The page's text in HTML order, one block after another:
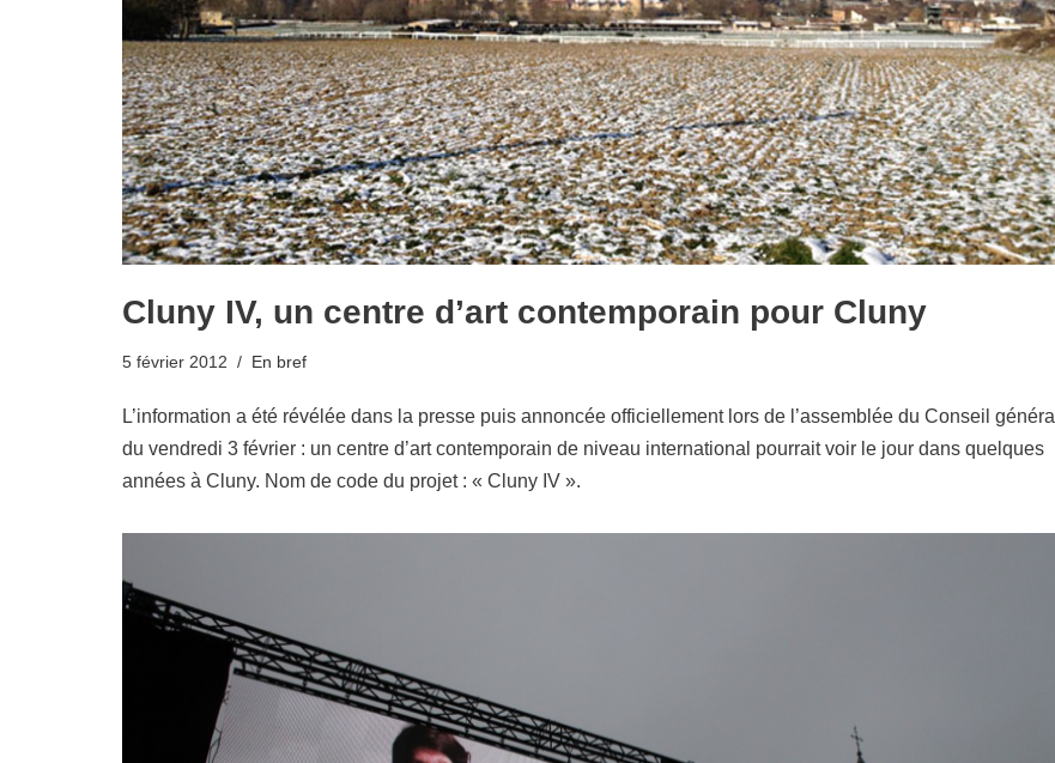
Cluny IV, un centre d’art contemporain pour Cluny
5 février 2012 En bref
L’information a été révélée dans la presse puis annoncée officiellement lors de l’assemblée du Conseil général
du vendredi 3 février : un centre d’art contemporain de niveau international pourrait voir le jour dans quelques
années à Cluny. Nom de code du projet : « Cluny IV ».